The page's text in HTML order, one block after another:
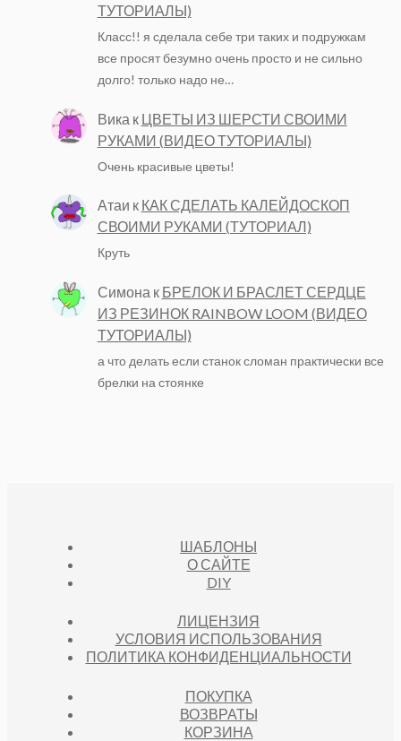
ТУТОРИАЛЫ)
Класс!! я сделала себе три таких и подружкам
все просят безумно очень просто и не сильно
долго! только надо не…
Вика к ЦВЕТЫ ИЗ ШЕРСТИ СВОИМИ
РУКАМИ (ВИДЕО ТУТОРИАЛЫ)
Очень красивые цветы!
Атаи к КАК СДЕЛАТЬ КАЛЕЙДОСКОП
СВОИМИ РУКАМИ (ТУТОРИАЛ)
Круть
Симона к БРЕЛОК И БРАСЛЕТ СЕРДЦЕ
ИЗ РЕЗИНОК RAINBOW LOOM (ВИДЕО
ТУТОРИАЛЫ)
а что делать если станок сломан практически все
брелки на стоянке
ШАБЛОНЫ
О САЙТЕ
DIY
ЛИЦЕНЗИЯ
УСЛОВИЯ ИСПОЛЬЗОВАНИЯ
ПОЛИТИКА КОНФИДЕНЦИАЛЬНОСТИ
ПОКУПКА
ВОЗВРАТЫ
КОРЗИНА